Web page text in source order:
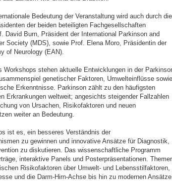
Bedeutung der Veranstaltung wird auch durch die
der beiden beteiligten Fachgesellschaften
David Burn, Präsident der International Parkinson and
Society (MDS), sowie Prof. Elena Moro, Präsidentin der
of Neurology (EAN).
Workshops stehen aktuelle Entwicklungen in der
genetischer Faktoren, Umwelteinflüsse sowie
Erkenntnisse. Parkinson zählt zu den häufigsten
Erkrankungen weltweit; angesichts steigender Fallzahlen
von Ursachen, Risikofaktoren und neuen
weiter an Bedeutung.
ist es, ein besseres Verständnis der
zu gewinnen und innovative Ansätze für Diagnostik,
zu diskutieren. Das wissenschaftliche Programm
interaktive Panels und Posterpräsentationen.
Risikofaktoren über Umwelt- und Lebensstilfaktoren,
und die Darm-Hirn-Achse bis hin zu modernen